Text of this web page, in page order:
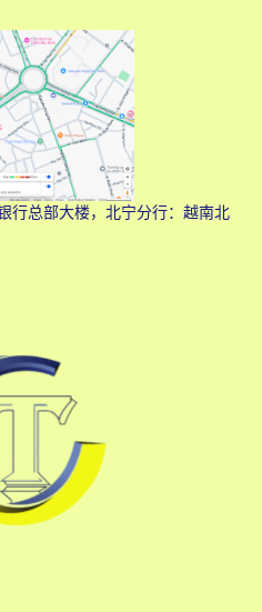
行总部大楼，北宁分行：越南北